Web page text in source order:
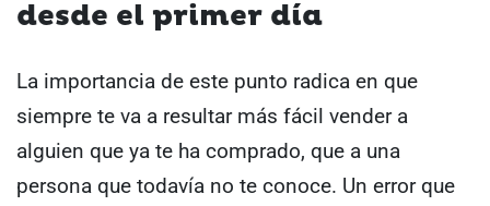
desde el primer día
La importancia de este punto radica en que
siempre te va a resultar más fácil vender a
alguien que ya te ha comprado, que a una
persona que todavía no te conoce. Un error que